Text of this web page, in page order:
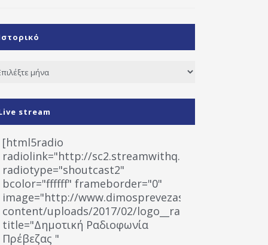
stream
[html5radio
radiolink="http://sc2.streamwithq.com:8028/
radiotype="shoutcast2"
bcolor="ffffff" frameborder="0"
image="http://www.dimosprevezas.gr/wp-
content/uploads/2017/02/logo__radiofonias.jpg"
title="Δημοτική Ραδιοφωνία
Πρέβεζας "